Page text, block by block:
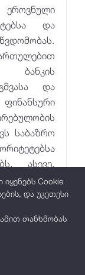
ეროვნული
და
ბანკის
და
საბაზრო
ასევე,
და მათი
|
Cookie
და უკეთესი
თანხმობას